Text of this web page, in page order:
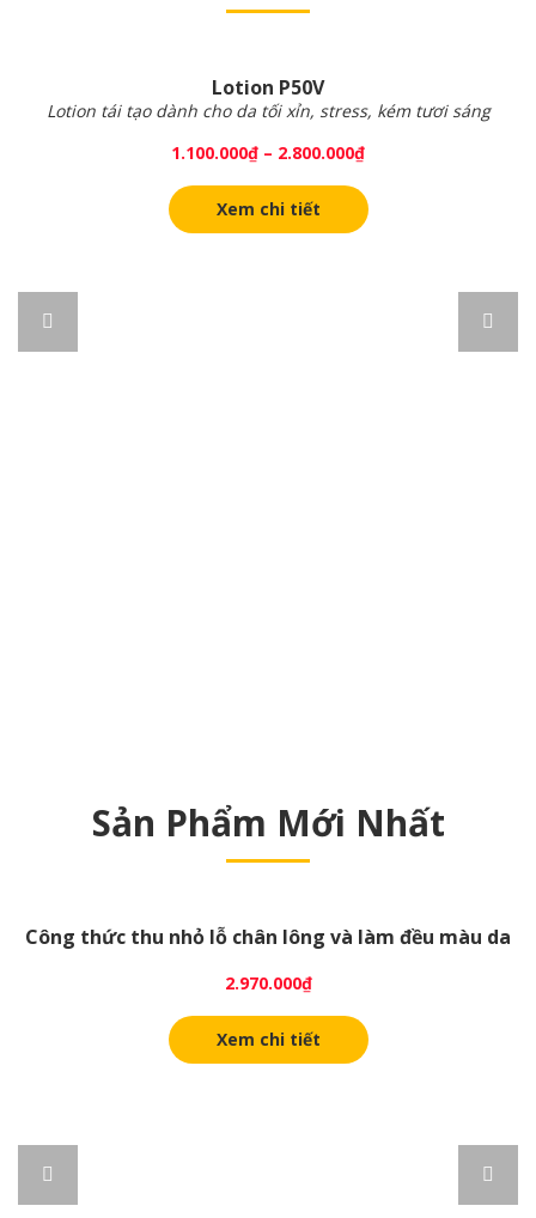
Lotion P50V
Lotion tái tạo dành cho da tối xỉn, stress, kém tươi sáng
1.100.000₫ – 2.800.000₫
Xem chi tiết
Sản Phẩm Mới Nhất
Công thức thu nhỏ lỗ chân lông và làm đều màu da
2.970.000₫
Xem chi tiết